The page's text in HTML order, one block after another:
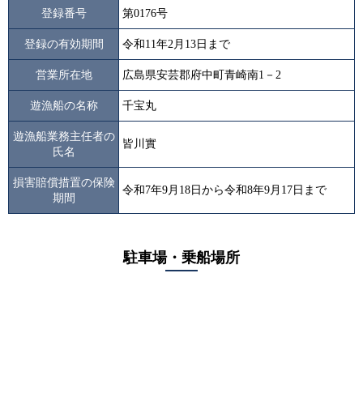
登録番号 第0176号
登録の有効期間 令和11年2月13日まで
営業所在地 広島県安芸郡府中町青崎南1－2
遊漁船の名称 千宝丸
遊漁船業務主任者の
氏名
皆川實
損害賠償措置の保険
期間
令和7年9月18日から令和8年9月17日まで
駐車場・乗船場所